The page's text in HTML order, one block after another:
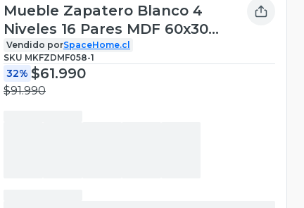
Mueble Zapatero Blanco 4
Niveles 16 Pares MDF 60x30
cm
Vendido porSpaceHome.cl
SKU MKFZDMF058-1
32% $61.990
$91.990